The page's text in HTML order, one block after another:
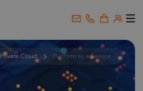
Private Cloud Platform as a Service